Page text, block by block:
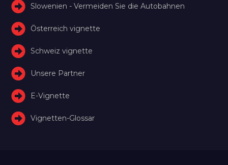
Slowenien - Vermeiden Sie die Autobahnen
Österreich vignette
Schweiz vignette
Unsere Partner
E-Vignette
Vignetten-Glossar